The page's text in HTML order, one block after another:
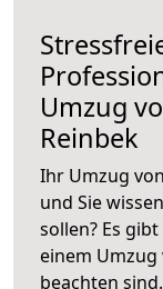
Umzug
Reinbek
Ihr Umzug
und Sie
sollen? Es
einem Umzug
beachten sind.